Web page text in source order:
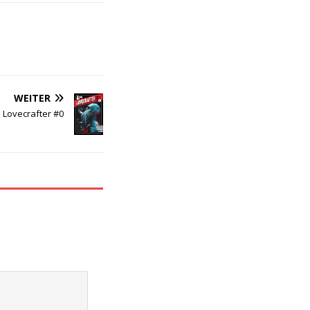
WEITER
Lovecrafter #0